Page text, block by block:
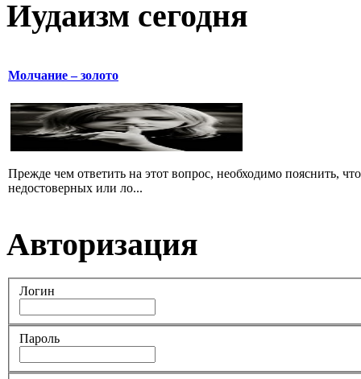
Иудаизм сегодня
Молчание – золото
Прежде чем ответить на этот вопрос, необходимо пояснить,
недостоверных или ло...
Авторизация
Логин
Пароль